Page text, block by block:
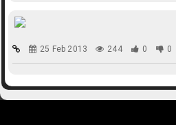
25 Feb 2013 244 0 0